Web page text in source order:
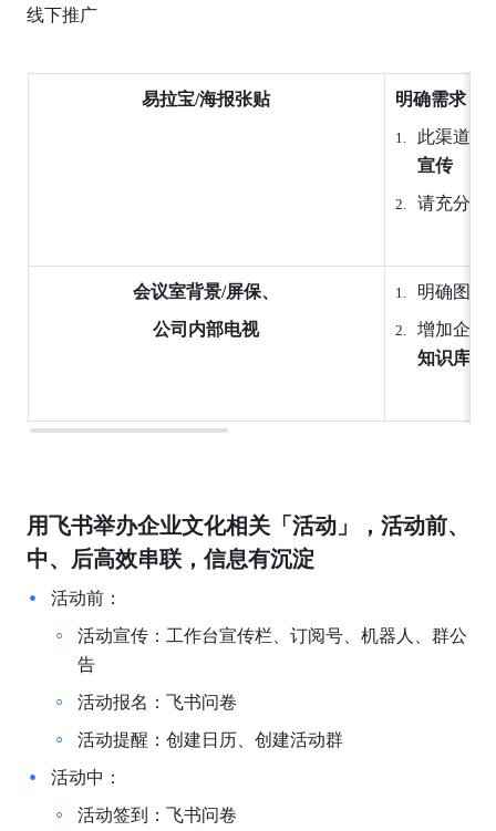
线下推广
易拉宝/海报张贴
明确需求
此渠道适
宣传
请充分考
会议室背景/屏保、
公司内部电视
明确图片
增加企业
知识库等
用飞书举办企业文化相关「活动」，活动前、
中、后高效串联，信息有沉淀
活动前：
活动宣传：工作台宣传栏、订阅号、机器人、群公
告
活动报名：飞书问卷
活动提醒：创建日历、创建活动群
活动中：
活动签到：飞书问卷